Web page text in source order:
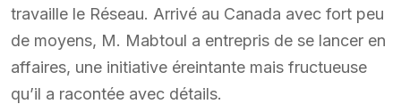
travaille le Réseau. Arrivé au Canada avec fort peu
de moyens, M. Mabtoul a entrepris de se lancer en
affaires, une initiative éreintante mais fructueuse
qu’il a racontée avec détails.